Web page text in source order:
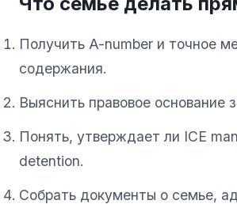
Получить A-number и точное
содержания.
Выяснить правовое основание
Понять, утверждает ли ICE
detention.
Собрать документы о семье,